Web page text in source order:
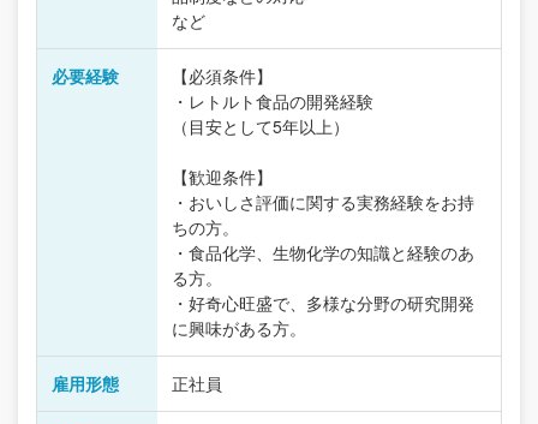
など
必要経験
【必須条件】
・レトルト食品の開発経験
（目安として5年以上）
【歓迎条件】
・おいしさ評価に関する実務経験をお持
ちの方。
・食品化学、生物化学の知識と経験のあ
る方。
・好奇心旺盛で、多様な分野の研究開発
に興味がある方。
雇用形態 正社員